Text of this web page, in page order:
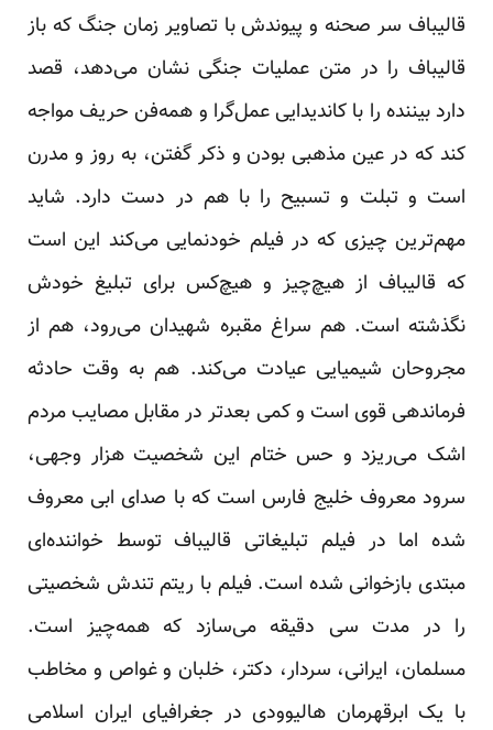
قالیباف سر صحنه و پیوندش با تصاویر زمان جنگ که باز
قالیباف را در متن عملیات جنگی نشان می‌دهد، قصد
دارد بیننده را با کاندیدایی عمل‌گرا و همه‌فن حریف مواجه
کند که در عین مذهبی بودن و ذکر گفتن، به روز و مدرن
است و تبلت و تسبیح را با هم در دست دارد. شاید
مهم‌ترین چیزی که در فیلم خودنمایی می‌کند این است
که قالیباف از هیچ‌چیز و هیچ‌کس برای تبلیغ خودش
نگذشته است. هم سراغ مقبره شهیدان می‌رود، هم از
مجروحان شیمیایی عیادت می‌کند. هم به وقت حادثه
فرماندهی قوی است و کمی بعدتر در مقابل مصایب مردم
اشک می‌ریزد و حس ختام این شخصیت هزار وجهی،
سرود معروف خلیج فارس است که با صدای ابی معروف
شده اما در فیلم تبلیغاتی قالیباف توسط خواننده‌ای
مبتدی بازخوانی شده است. فیلم با ریتم تندش شخصیتی
را در مدت سی دقیقه می‌سازد که همه‌چیز است.
مسلمان، ایرانی، سردار، دکتر، خلبان و غواص و مخاطب
با یک ابرقهرمان هالیوودی در جغرافیای ایران اسلامی